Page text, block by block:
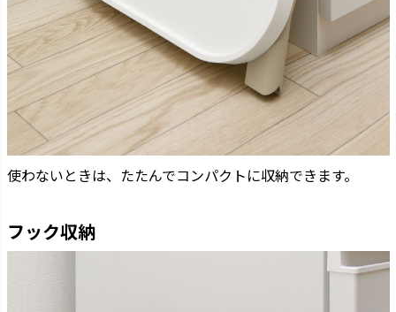
使わないときは、たたんでコンパクトに収納できます。
フック収納